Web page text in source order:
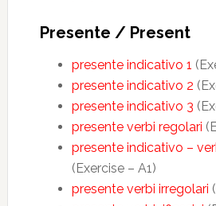
Presente / Present
presente indicativo 1
presente indicativo 2
presente indicativo 3
presente verbi regolari
presente indicativo –
(Exercise – A1)
presente verbi irregolari